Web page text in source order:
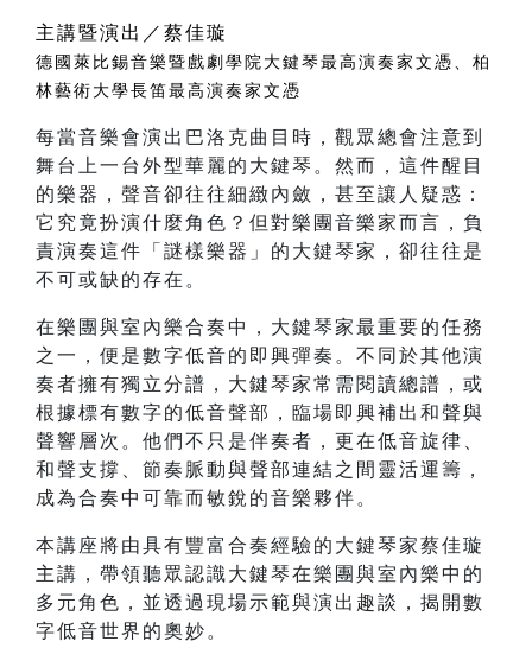
主講暨演出／蔡佳璇
德國萊比錫音樂暨戲劇學院大鍵琴最高演奏家文憑、柏
林藝術大學長笛最高演奏家文憑
每當音樂會演出巴洛克曲目時，觀眾總會注意到
舞台上一台外型華麗的大鍵琴。然而，這件醒目
的樂器，聲音卻往往細緻內斂，甚至讓人疑惑：
它究竟扮演什麼角色？但對樂團音樂家而言，負
責演奏這件「謎樣樂器」的大鍵琴家，卻往往是
不可或缺的存在。
在樂團與室內樂合奏中，大鍵琴家最重要的任務
之一，便是數字低音的即興彈奏。不同於其他演
奏者擁有獨立分譜，大鍵琴家常需閱讀總譜，或
根據標有數字的低音聲部，臨場即興補出和聲與
聲響層次。他們不只是伴奏者，更在低音旋律、
和聲支撐、節奏脈動與聲部連結之間靈活運籌，
成為合奏中可靠而敏銳的音樂夥伴。
本講座將由具有豐富合奏經驗的大鍵琴家蔡佳璇
主講，帶領聽眾認識大鍵琴在樂團與室內樂中的
多元角色，並透過現場示範與演出趣談，揭開數
字低音世界的奧妙。